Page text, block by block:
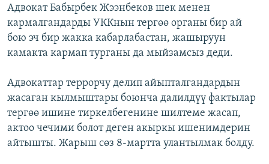
Адвокат Бабырбек Жээнбеков шек менен
кармалгандарды УККнын тергөө органы бир ай
бою эч бир жакка кабарлабастан, жашыруун
камакта кармап турганы да мыйзамсыз деди.
Адвокаттар террорчу делип айыпталгандардын
жасаган кылмыштары боюнча далилдүү фактылар
тергөө ишине тиркелбегенине шилтеме жасап,
актоо чечими болот деген акыркы ишенимдерин
айтышты. Жарыш сөз 8-мартта улантылмак болду.